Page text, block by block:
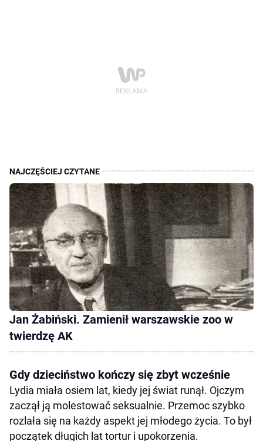
Jan Żabiński. Zamienił warszawskie zoo w
twierdzę AK
Gdy dzieciństwo kończy się zbyt wcześnie
Lydia miała osiem lat, kiedy jej świat runął. Ojczym
zaczął ją molestować seksualnie. Przemoc szybko
rozlała się na każdy aspekt jej młodego życia. To był
początek długich lat tortur i upokorzenia.